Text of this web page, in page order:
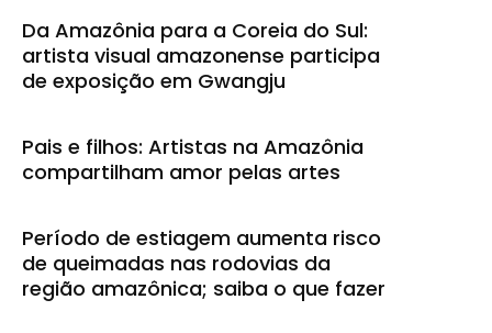
Da Amazônia para a Coreia do Sul:
artista visual amazonense participa
de exposição em Gwangju
Pais e filhos: Artistas na Amazônia
compartilham amor pelas artes
Período de estiagem aumenta risco
de queimadas nas rodovias da
região amazônica; saiba o que fazer